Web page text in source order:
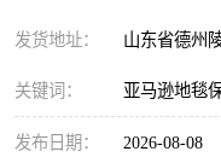
发货地址： 山东省德州
关键词： 亚马逊地毯
发布日期： 2026-08-08